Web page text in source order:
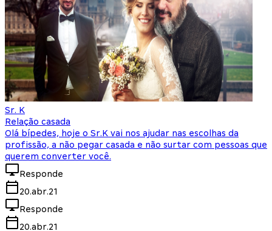
Sr. K
Relação casada
Olá bípedes, hoje o Sr.K vai nos ajudar nas escolhas da
profissão, a não pegar casada e não surtar com pessoas que
querem converter você.
Responde
20.abr.21
Responde
20.abr.21